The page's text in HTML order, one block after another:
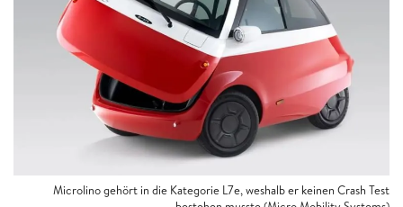
Microlino gehört in die Kategorie L7e, weshalb er keinen Crash Test